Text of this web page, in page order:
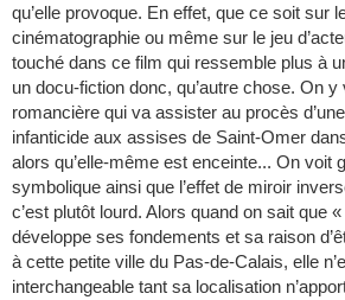
qu’elle provoque. En effet, que ce soit sur
cinématographie ou même sur le jeu
touché dans ce film qui ressemble plus à
un docu-fiction donc, qu’autre chose. On y
romancière qui va assister au procès
infanticide aux assises de Saint-Omer
alors qu’elle-même est enceinte... On voit
symbolique ainsi que l’effet de miroir
c’est plutôt lourd. Alors quand on sait que
développe ses fondements et sa raison
à cette petite ville du Pas-de-Calais, elle
interchangeable tant sa localisation